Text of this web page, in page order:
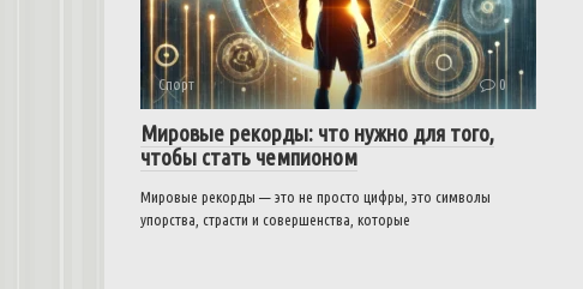
Спорт 0
Мировые рекорды: что нужно для того,
чтобы стать чемпионом
Мировые рекорды — это не просто цифры, это символы
упорства, страсти и совершенства, которые